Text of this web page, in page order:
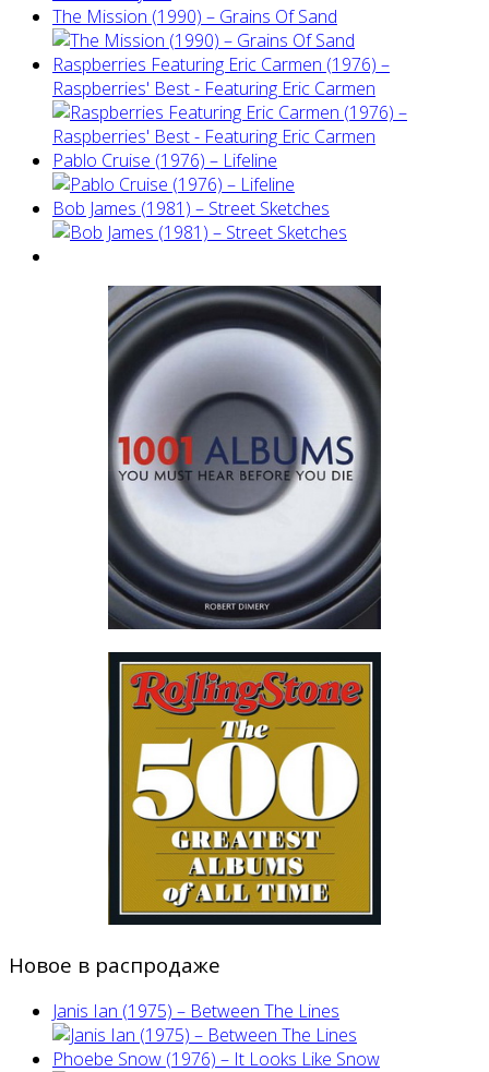
The Mission (1990) – Grains Of Sand
Raspberries Featuring Eric Carmen (1976) –
Raspberries' Best - Featuring Eric Carmen
Pablo Cruise (1976) – Lifeline
Bob James (1981) – Street Sketches
Новое в распродаже
Janis Ian (1975) ‎– Between The Lines
Phoebe Snow (1976) – It Looks Like Snow